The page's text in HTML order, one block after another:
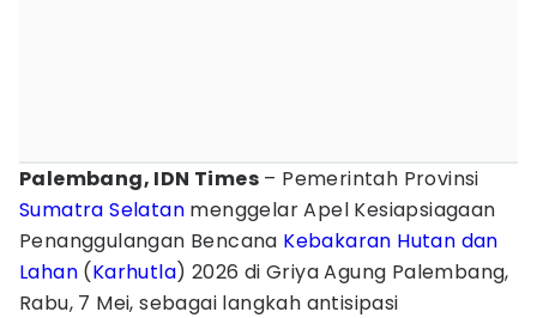
Palembang, IDN Times – Pemerintah Provinsi
Sumatra Selatan menggelar Apel Kesiapsiagaan
Penanggulangan Bencana Kebakaran Hutan dan
Lahan (Karhutla) 2026 di Griya Agung Palembang,
Rabu, 7 Mei, sebagai langkah antisipasi